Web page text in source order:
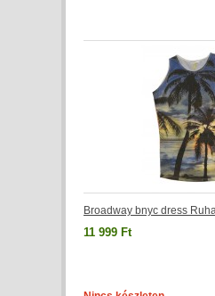
Broadway bnyc dress
11 999 Ft